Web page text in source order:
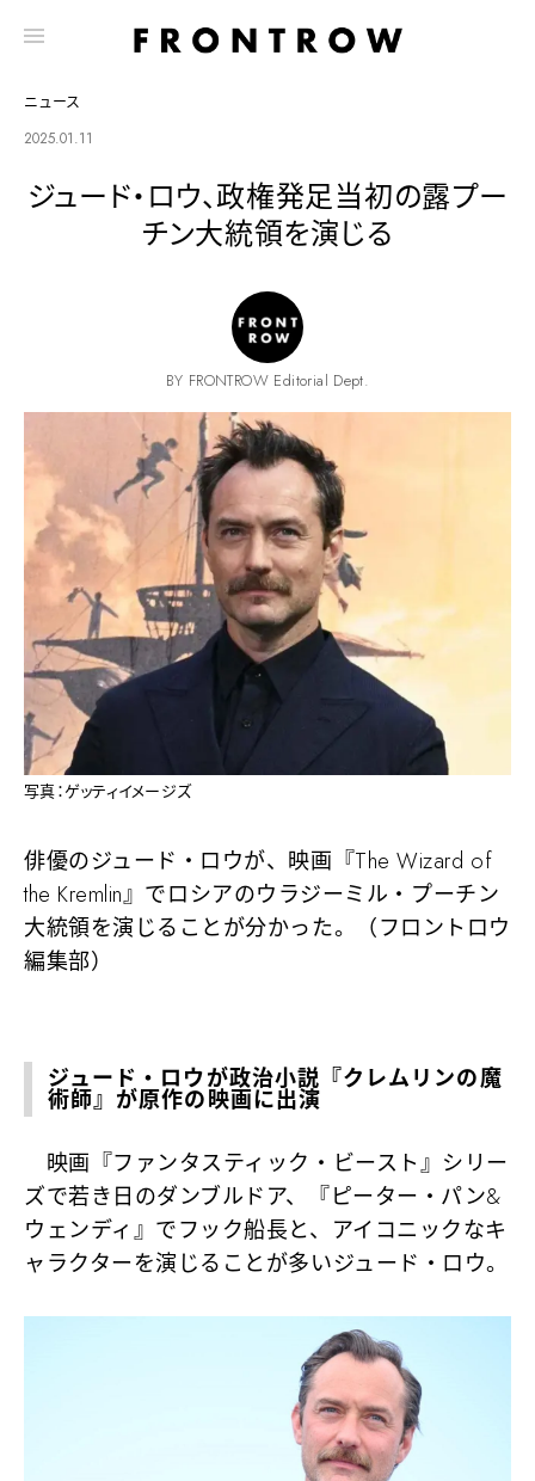
ニュース
2025.01.11
ジュード・ロウ、政権発足当初の露プー
チン大統領を演じる
BY FRONTROW Editorial Dept.
写真：ゲッティイメージズ
俳優のジュード・ロウが、映画『The Wizard of
the Kremlin』でロシアのウラジーミル・プーチン
大統領を演じることが分かった。（フロントロウ
編集部）
ジュード・ロウが政治小説『クレムリンの魔
術師』が原作の映画に出演
映画『ファンタスティック・ビースト』シリー
ズで若き日のダンブルドア、『ピーター・パン&
ウェンディ』でフック船長と、アイコニックなキ
ャラクターを演じることが多いジュード・ロウ。